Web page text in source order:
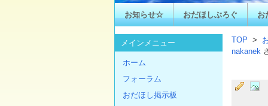
お知らせ☆ おだほしぶろぐ お
TOP >
nakanek
メインメニュー
ホーム
フォーラム
おだほし掲示板